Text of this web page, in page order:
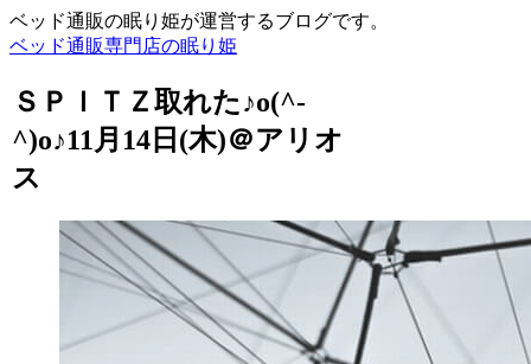
ベッド通販の眠り姫が運営するブログです。
ベッド通販専門店の眠り姫
ＳＰＩＴＺ取れた♪o(^-
^)o♪11月14日(木)＠アリオ
ス